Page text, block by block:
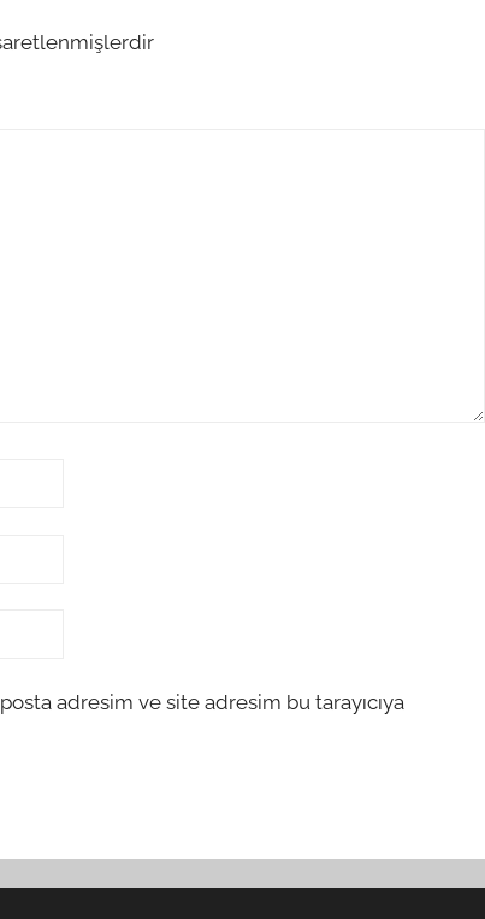
adresim ve site adresim bu tarayıcıya